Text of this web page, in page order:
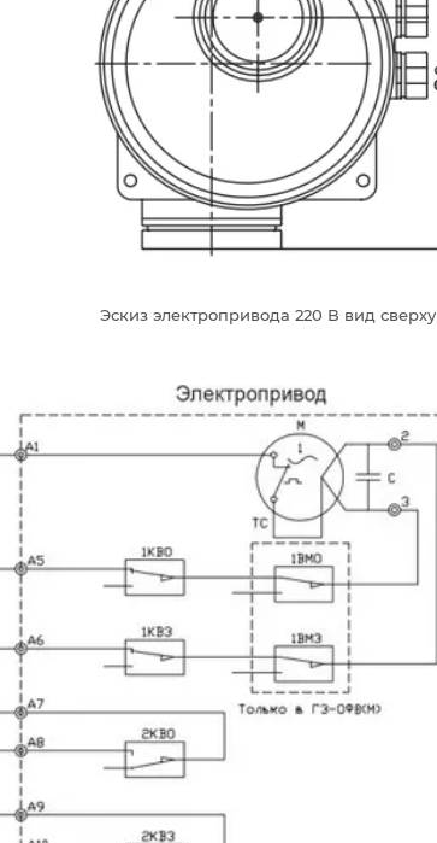
Эскиз электропривода 220 В вид сверху